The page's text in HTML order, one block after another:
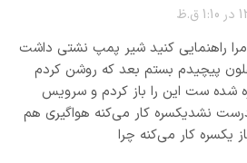
راهنمایی کنید شیر پمپ نشتی داشت
پیچیدم بستم بعد که روشن کردم
شده ست این را باز کردم و سرویس
نشدیکسره کار می‌کنه هواگیری هم
یکسره کار می‌کنه چرا